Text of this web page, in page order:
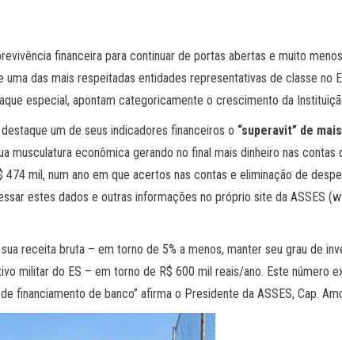
financeira para continuar de portas abertas e muito
uma das mais respeitadas entidades representativas de classe
especial, apontam categoricamente o crescimento da
um de seus indicadores financeiros o “superavit” de
musculatura econômica gerando no final mais dinheiro nas
474 mil, num ano em que acertos nas contas e eliminação de
estes dados e outras informações no próprio site da ASSES
receita bruta – em torno de 5% a menos, manter seu grau de
militar do ES – em torno de R$ 600 mil reais/ano. Este número
financiamento de banco” afirma o Presidente da ASSES, Cap.